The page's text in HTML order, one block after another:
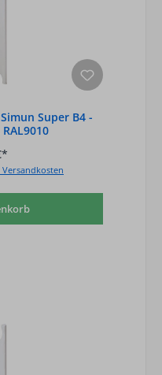
Super B4 -
Versandkosten